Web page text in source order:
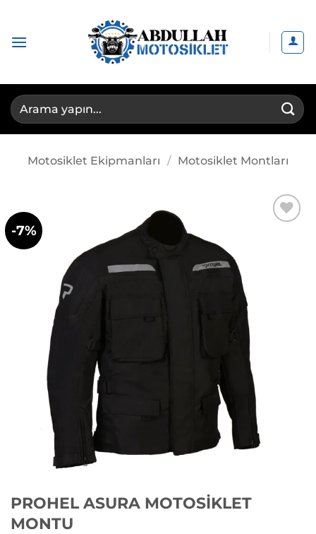
Ara:
Motosiklet Ekipmanları / Motosiklet Montları
-7%
PROHEL ASURA MOTOSİKLET
MONTU